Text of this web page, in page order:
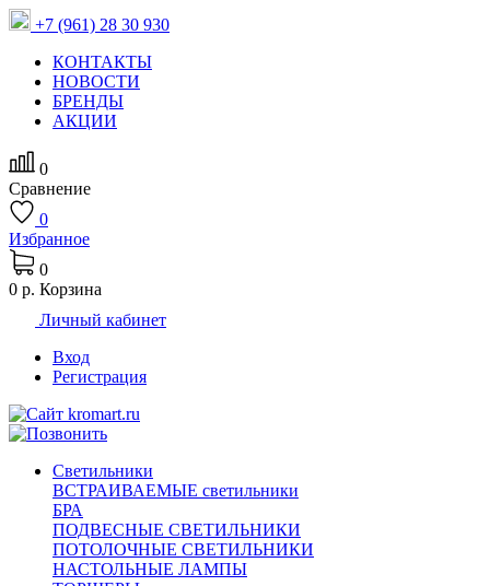
+7 (961) 28 30 930
КОНТАКТЫ
НОВОСТИ
БРЕНДЫ
АКЦИИ
0
Сравнение
0
Избранное
0
0 р. Корзина
Личный кабинет
Вход
Регистрация
Светильники
ВСТРАИВАЕМЫЕ светильники
БРА
ПОДВЕСНЫЕ СВЕТИЛЬНИКИ
ПОТОЛОЧНЫЕ СВЕТИЛЬНИКИ
НАСТОЛЬНЫЕ ЛАМПЫ